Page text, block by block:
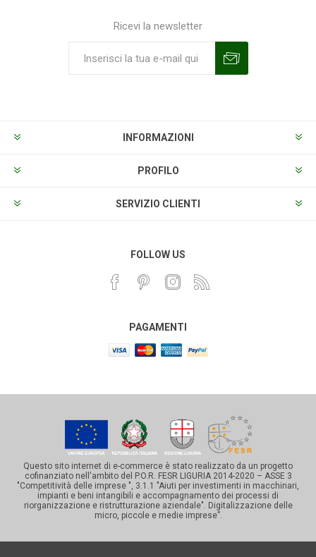
Ricevi la newsletter
INFORMAZIONI
PROFILO
SERVIZIO CLIENTI
FOLLOW US
PAGAMENTI
Questo sito internet di e-commerce è stato realizzato da un progetto
cofinanziato nell'ambito del P.O.R. FESR LIGURIA 2014-2020 – ASSE 3
"Competitività delle imprese ", 3.1.1 "Aiuti per investimenti in macchinari,
impianti e beni intangibili e accompagnamento dei processi di
riorganizzazione e ristrutturazione aziendale". Digitalizzazione delle
micro, piccole e medie imprese”.